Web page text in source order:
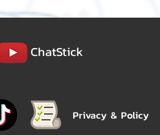
ChatStick
Privacy & Policy